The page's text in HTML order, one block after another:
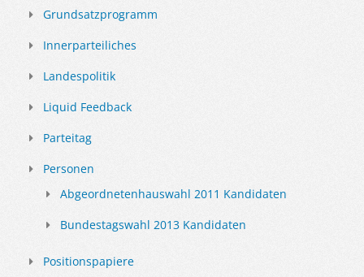
Grundsatzprogramm
Innerparteiliches
Landespolitik
Liquid Feedback
Parteitag
Personen
Abgeordnetenhauswahl 2011 Kandidaten
Bundestagswahl 2013 Kandidaten
Positionspapiere